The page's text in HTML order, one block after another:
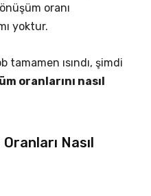
oranı
yoktur.
tamamen ısındı, şimdi
oranlarını nasıl
Nasıl